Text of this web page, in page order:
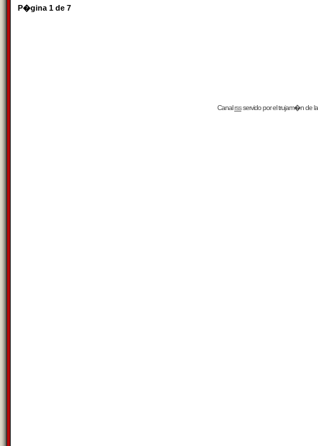
P�gina 1 de 7
Canalrssservido por eltrujam�nde